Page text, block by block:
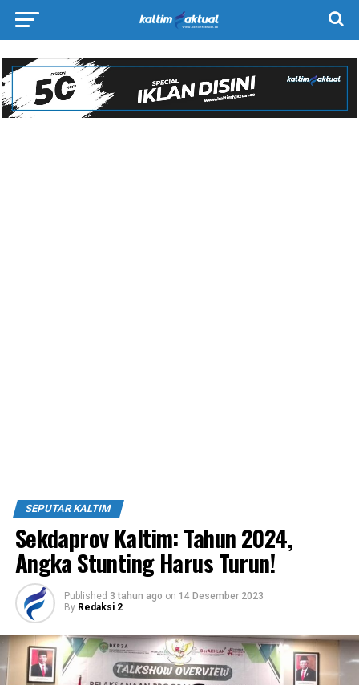
SEPUTAR KALTIM
Sekdaprov Kaltim: Tahun 2024,
Angka Stunting Harus Turun!
Published 3 tahun ago on 14 Desember 2023
By Redaksi 2